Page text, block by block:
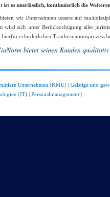
ist es unerlässlich, kontinuierlich die
wir Unternehmen unsere auf
wird sich unter Berücksichtigung aller
erforderlichen Tranformationsprozess
bietet seinen Kunden
Unternehmen (KMU) | Geistige und
(IT) | Personalmanagement |